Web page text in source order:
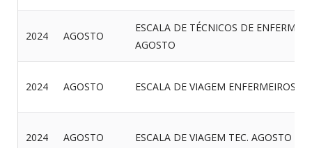
2024 AGOSTO
ESCALA DE TÉCNICOS DE
AGOSTO
2024 AGOSTO ESCALA DE VIAGEM ENFERMEIROS
2024 AGOSTO ESCALA DE VIAGEM TEC. AGOSTO